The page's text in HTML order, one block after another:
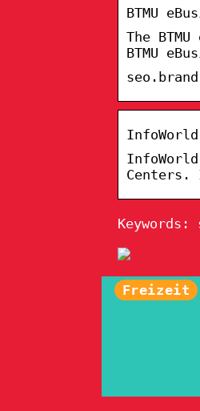
BTMU
The
BTMU
Centers.
Freizeit